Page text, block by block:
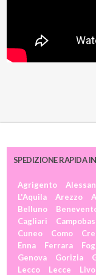
SPEDIZIONE RAPIDA
Agrigento
L'Aquila
Arezzo
Belluno
Cagliari
Cuneo
Como
Enna
Ferrara
Genova
Gorizia
Lecco
Lecce